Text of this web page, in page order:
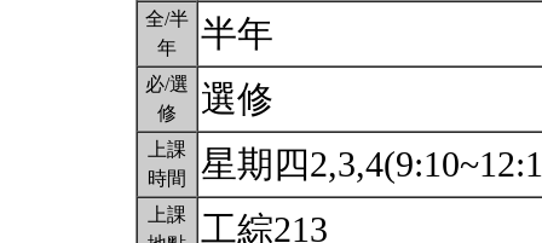
全/半
年
半年
必/選
修
選修
上課
時間
星期四
上課
工綜213